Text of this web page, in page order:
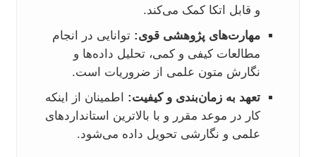
و قابل اتکا کمک می‌کند.
مهارت‌های پژوهشی قوی: توانایی در انجام
مطالعات کیفی و کمی، تحلیل داده‌ها و
نگارش متون علمی از ضروریات است.
تعهد به زمان‌بندی و کیفیت: اطمینان از اینکه
کار در موعد مقرر و با بالاترین استانداردهای
علمی و نگارشی تحویل داده می‌شود.